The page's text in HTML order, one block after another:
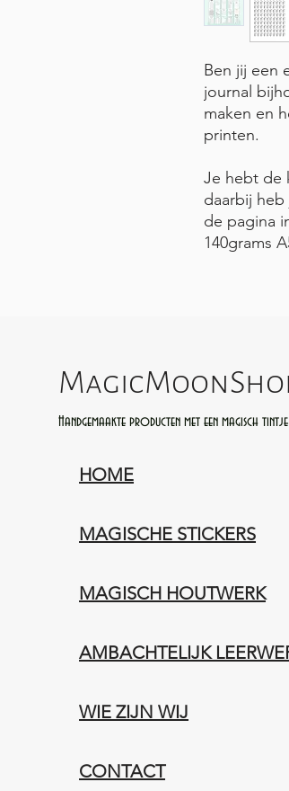
Ben jij een
journal
maken en
printen.
Je hebt de
daarbij
de pagina
140grams
Handgemaakte producten met een magisch tintje
HOME
MAGISCHE STICKERS
MAGISCH HOUTWERK
AMBACHTELIJK
WIE ZIJN WIJ​​
CONTACT